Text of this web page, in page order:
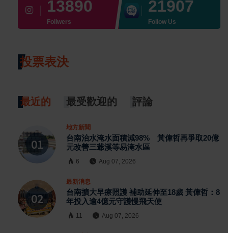
13890
Follwers
21907
Follow Us
投票表決
最近的 最受歡迎的 評論
地方新聞
台南治水淹水面積減98% 黃偉哲再爭取20億
元改善三爺溪等易淹水區
6 Aug 07, 2026
最新消息
台南擴大早療照護 補助延伸至18歲 黃偉哲：8
年投入逾4億元守護慢飛天使
11 Aug 07, 2026